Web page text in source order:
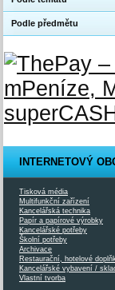
Podle předmětu
INTERNETOVÝ
Tisková média
Multifunkční zařízení
Kancelářská technika
Papír a papírové výrobky
Kancelářské potřeby
Školní potřeby
Archivace
Restaurační, hotelové
Kancelářské vybavení /
Vlastní tvorba